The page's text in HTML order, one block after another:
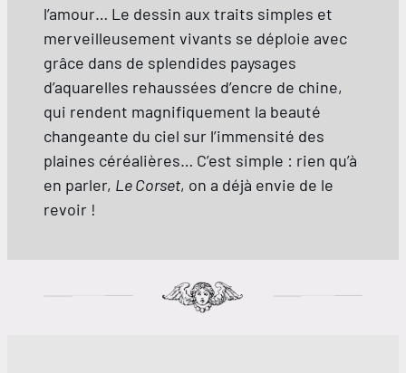
l’amour… Le dessin aux traits simples et
merveilleusement vivants se déploie avec
grâce dans de splendides paysages
d’aquarelles rehaussées d’encre de chine,
qui rendent magnifiquement la beauté
changeante du ciel sur l’immensité des
plaines céréalières… C’est simple : rien qu’à
en parler, Le Corset, on a déjà envie de le
revoir !